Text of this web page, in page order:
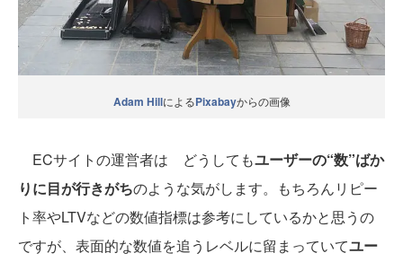
Adam HillによるPixabayからの画像
ECサイトの運営者は どうしてもユーザーの“数”ばか
りに目が行きがちのような気がします。もちろんリピー
ト率やLTVなどの数値指標は参考にしているかと思うの
ですが、表面的な数値を追うレベルに留まっていてユー